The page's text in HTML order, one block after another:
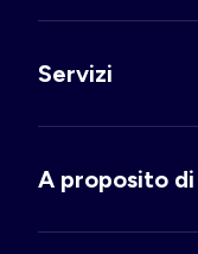
Servizi
A proposito